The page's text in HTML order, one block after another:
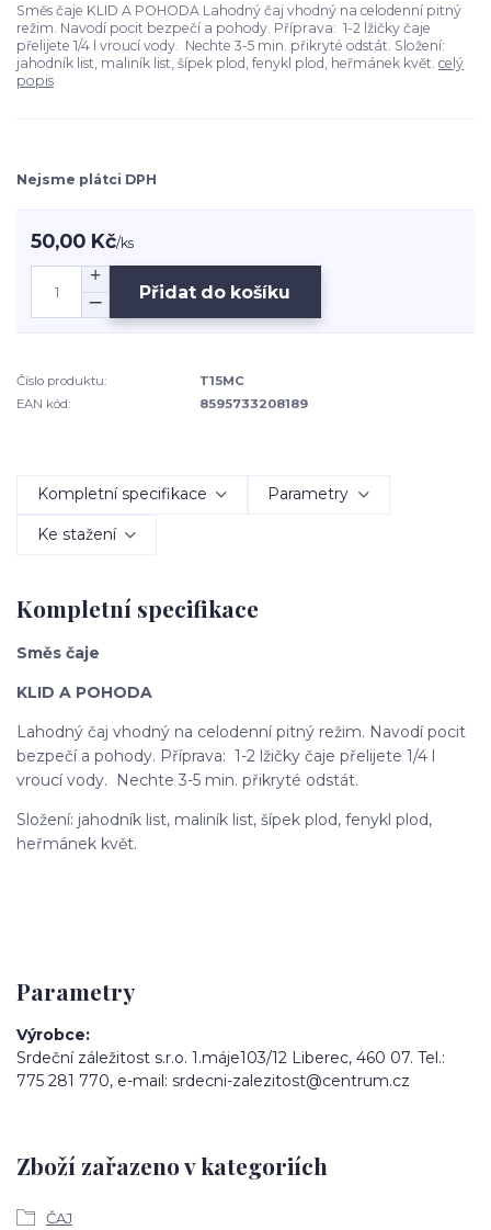
Směs čaje KLID A POHODA Lahodný čaj vhodný na celodenní pitný
režim. Navodí pocit bezpečí a pohody. Příprava: 1-2 lžičky čaje
přelijete 1/4 l vroucí vody. Nechte 3-5 min. přikryté odstát. Složení:
jahodník list, maliník list, šípek plod, fenykl plod, heřmánek květ. celý
popis
Nejsme plátci DPH
50,00 Kč/ks
Přidat do košíku
Číslo produktu:
T15MC
EAN kód:
8595733208189
Kompletní specifikace Parametry
Ke stažení
Kompletní specifikace
Směs čaje
KLID A POHODA
Lahodný čaj vhodný na celodenní pitný režim. Navodí pocit
bezpečí a pohody. Příprava: 1-2 lžičky čaje přelijete 1/4 l
vroucí vody. Nechte 3-5 min. přikryté odstát.
Složení: jahodník list, maliník list, šípek plod, fenykl plod,
heřmánek květ.
Parametry
Výrobce
Srdeční záležitost s.r.o. 1.máje103/12 Liberec, 460 07. Tel.:
775 281 770, e-mail: srdecni-zalezitost@centrum.cz
Zboží zařazeno v kategoriích
ČAJ